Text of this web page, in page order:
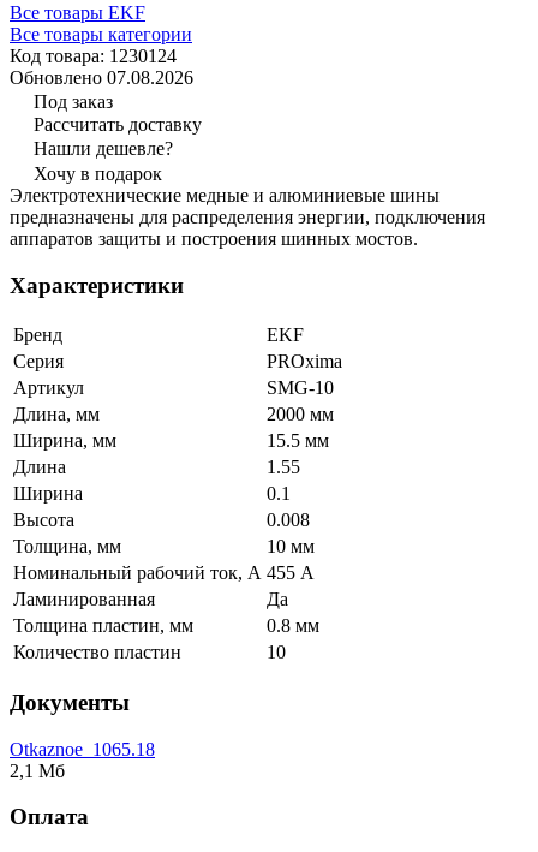
Все товары EKF
Все товары категории
Код товара: 1230124
Обновлено 07.08.2026
Под заказ
Рассчитать доставку
Нашли дешевле?
Хочу в подарок
Электротехнические медные и алюминиевые шины
предназначены для распределения энергии, подключения
аппаратов защиты и построения шинных мостов.
Характеристики
Бренд
EKF
Серия
PROxima
Артикул
SMG-10
Длина, мм
2000 мм
Ширина, мм
15.5 мм
Длина
1.55
Ширина
0.1
Высота
0.008
Толщина, мм
10 мм
Номинальный рабочий ток, А 455 А
Ламинированная
Да
Толщина пластин, мм
0.8 мм
Количество пластин
10
Документы
Otkaznoe_1065.18
2,1 Мб
Оплата